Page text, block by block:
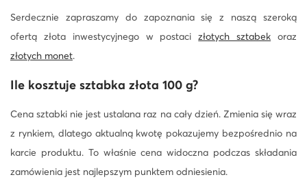
Serdecznie zapraszamy do zapoznania się z naszą szeroką
ofertą złota inwestycyjnego w postacizłotych sztabek oraz
złotych monet.
Ile kosztuje sztabka złota 100 g?
Cena sztabki nie jest ustalana raz na cały dzień. Zmienia się wraz
z rynkiem, dlatego aktualną kwotę pokazujemy bezpośrednio na
karcie produktu. To właśnie cena widoczna podczas składania
zamówienia jest najlepszym punktem odniesienia.